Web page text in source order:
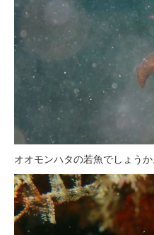
オオモンハタの若魚でしょう